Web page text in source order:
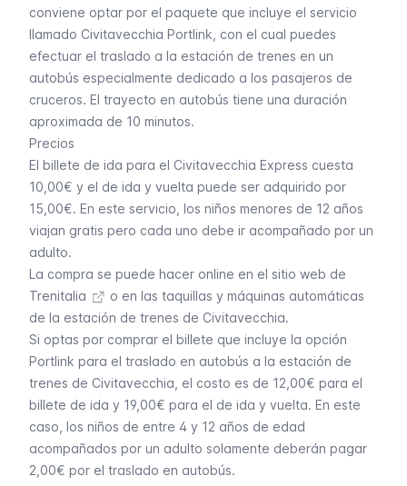
conviene optar por el paquete que incluye el servicio
llamado Civitavecchia Portlink, con el cual puedes
efectuar el traslado a la estación de trenes en un
autobús especialmente dedicado a los pasajeros de
cruceros. El trayecto en autobús tiene una duración
aproximada de 10 minutos.
Precios
El billete de ida para el Civitavecchia Express cuesta
10,00€ y el de ida y vuelta puede ser adquirido por
15,00€. En este servicio, los niños menores de 12 años
viajan gratis pero cada uno debe ir acompañado por un
adulto.
La compra se puede hacer online en el sitio web de
Trenitalia
o en las taquillas y máquinas automáticas
de la estación de trenes de Civitavecchia.
Si optas por comprar el billete que incluye la opción
Portlink para el traslado en autobús a la estación de
trenes de Civitavecchia, el costo es de 12,00€ para el
billete de ida y 19,00€ para el de ida y vuelta. En este
caso, los niños de entre 4 y 12 años de edad
acompañados por un adulto solamente deberán pagar
2,00€ por el traslado en autobús.